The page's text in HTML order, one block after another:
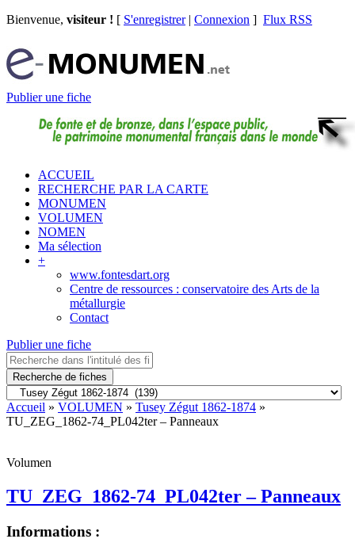
Bienvenue, visiteur ! [ S'enregistrer| Connexion ] Flux RSS
Publier une fiche
ACCUEIL
RECHERCHE PAR LA CARTE
MONUMEN
VOLUMEN
NOMEN
Ma sélection
+
www.fontesdart.org
Centre de ressources : conservatoire des Arts de la
métallurgie
Contact
Publier une fiche
Recherche de fiches
Accueil » VOLUMEN » Tusey Zégut 1862-1874 »
TU_ZEG_1862-74_PL042ter – Panneaux
Volumen
TU_ZEG_1862-74_PL042ter – Panneaux
Informations :